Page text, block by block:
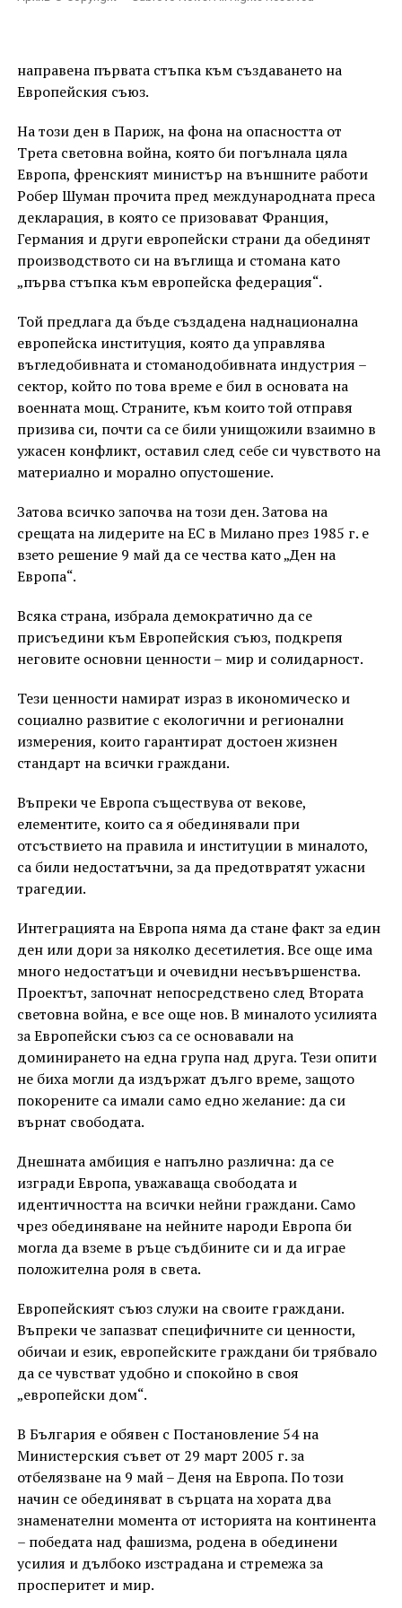
направена първата стъпка към създаването на
Европейския съюз.
На този ден в Париж, на фона на опасността от
Трета световна война, която би погълнала цяла
Европа, френският министър на външните работи
Робер Шуман прочита пред международната преса
декларация, в която се призовават Франция,
Германия и други европейски страни да обединят
производството си на въглища и стомана като
„първа стъпка към европейска федерация“.
Той предлага да бъде създадена наднационална
европейска институция, която да управлява
въгледобивната и стоманодобивната индустрия –
сектор, който по това време е бил в основата на
военната мощ. Страните, към които той отправя
призива си, почти са се били унищожили взаимно в
ужасен конфликт, оставил след себе си чувството на
материално и морално опустошение.
Затова всичко започва на този ден. Затова на
срещата на лидерите на ЕС в Милано през 1985 г. е
взето решение 9 май да се чества като „Ден на
Европа“.
Всяка страна, избрала демократично да се
присъедини към Европейския съюз, подкрепя
неговите основни ценности – мир и солидарност.
Тези ценности намират израз в икономическо и
социално развитие с екологични и регионални
измерения, които гарантират достоен жизнен
стандарт на всички граждани.
Въпреки че Европа съществува от векове,
елементите, които са я обединявали при
отсъствието на правила и институции в миналото,
са били недостатъчни, за да предотвратят ужасни
трагедии.
Интеграцията на Европа няма да стане факт за един
ден или дори за няколко десетилетия. Все още има
много недостатъци и очевидни несъвършенства.
Проектът, започнат непосредствено след Втората
световна война, е все още нов. В миналото усилията
за Европейски съюз са се основавали на
доминирането на една група над друга. Тези опити
не биха могли да издържат дълго време, защото
покорените са имали само едно желание: да си
върнат свободата.
Днешната амбиция е напълно различна: да се
изгради Европа, уважаваща свободата и
идентичността на всички нейни граждани. Само
чрез обединяване на нейните народи Европа би
могла да вземе в ръце съдбините си и да играе
положителна роля в света.
Европейският съюз служи на своите граждани.
Въпреки че запазват специфичните си ценности,
обичаи и език, европейските граждани би трябвало
да се чувстват удобно и спокойно в своя
„европейски дом“.
В България е обявен с Постановление 54 на
Министерския съвет от 29 март 2005 г. за
отбелязване на 9 май – Деня на Европа. По този
начин се обединяват в сърцата на хората два
знаменателни момента от историята на континента
– победата над фашизма, родена в обединени
усилия и дълбоко изстрадана и стремежа за
просперитет и мир.